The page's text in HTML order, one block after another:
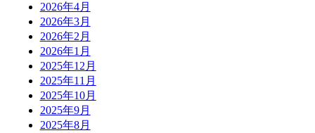
2026年4月
2026年3月
2026年2月
2026年1月
2025年12月
2025年11月
2025年10月
2025年9月
2025年8月